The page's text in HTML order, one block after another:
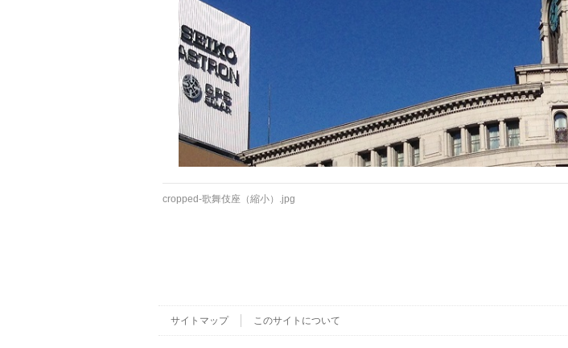
cropped-歌舞伎座（縮小）.jpg
サイトマップ このサイトについて